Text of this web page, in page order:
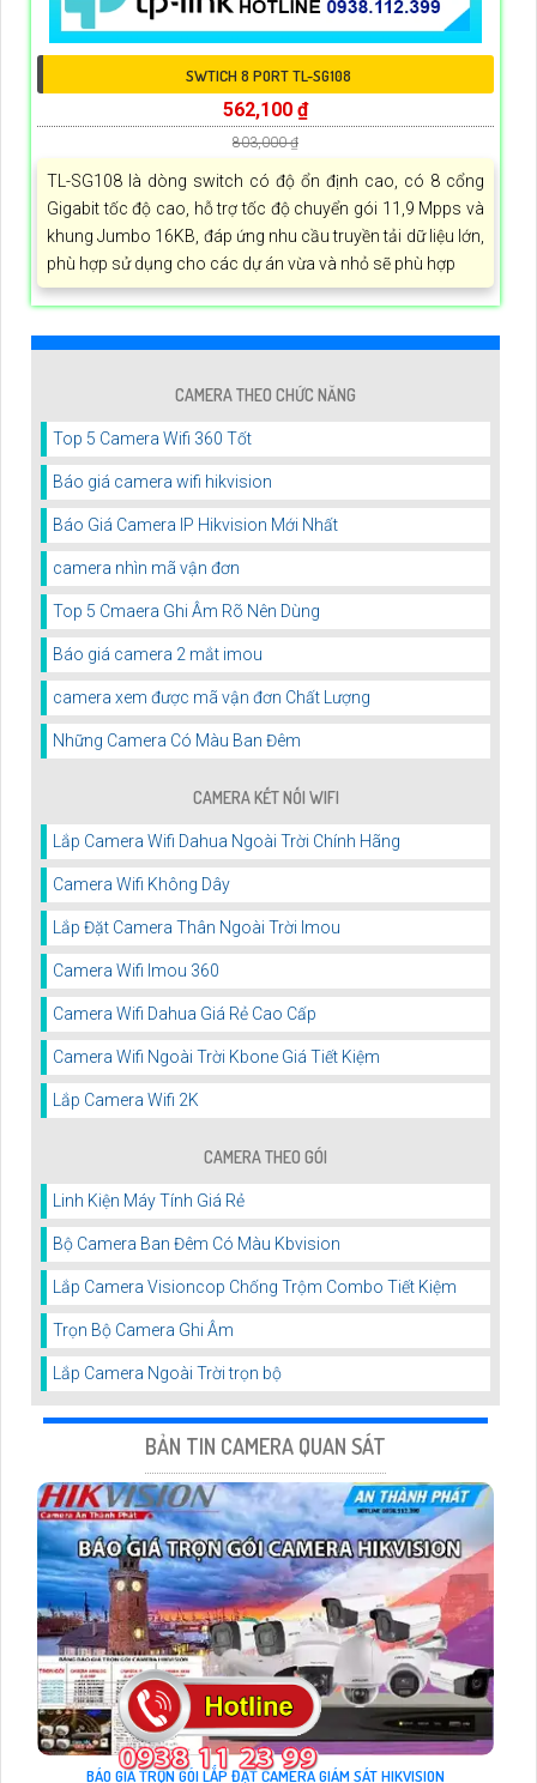
SWTICH 8 PORT TL-SG108
562,100 ₫
803,000 ₫
TL-SG108 là dòng switch có độ ổn định cao, có 8 cổng
Gigabit tốc độ cao, hỗ trợ tốc độ chuyển gói 11,9 Mpps và
khung Jumbo 16KB, đáp ứng nhu cầu truyền tải dữ liệu lớn,
phù hợp sử dụng cho các dự án vừa và nhỏ sẽ phù hợp
CAMERA THEO CHỨC NĂNG
Top 5 Camera Wifi 360 Tốt
Báo giá camera wifi hikvision
Báo Giá Camera IP Hikvision Mới Nhất
camera nhìn mã vận đơn
Top 5 Cmaera Ghi Âm Rõ Nên Dùng
Báo giá camera 2 mắt imou
camera xem được mã vận đơn Chất Lượng
Những Camera Có Màu Ban Đêm
CAMERA KẾT NỐI WIFI
Lắp Camera Wifi Dahua Ngoài Trời Chính Hãng
Camera Wifi Không Dây
Lắp Đặt Camera Thân Ngoài Trời Imou
Camera Wifi Imou 360
Camera Wifi Dahua Giá Rẻ Cao Cấp
Camera Wifi Ngoài Trời Kbone Giá Tiết Kiệm
Lắp Camera Wifi 2K
CAMERA THEO GÓI
Linh Kiện Máy Tính Giá Rẻ
Bộ Camera Ban Đêm Có Màu Kbvision
Lắp Camera Visioncop Chống Trộm Combo Tiết Kiệm
Trọn Bộ Camera Ghi Âm
Lắp Camera Ngoài Trời trọn bộ
BẢN TIN CAMERA QUAN SÁT
BÁO GIÁ TRỌN GÓI LẮP ĐẶT CAMERA GIÁM SÁT HIKVISION